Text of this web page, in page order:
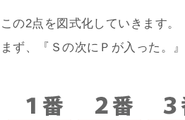
この2点を図式化していきます。
まず、『Ｓの次にＰが入った。